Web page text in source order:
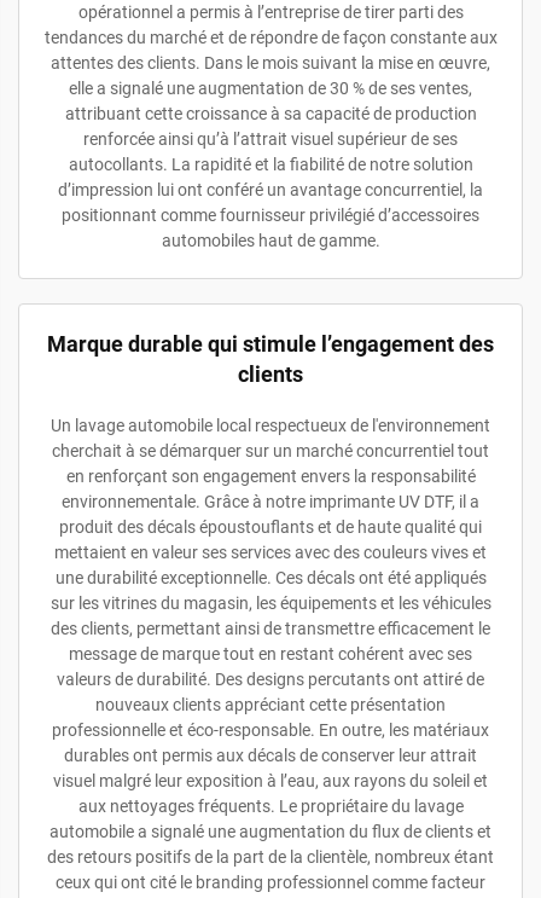
opérationnel a permis à l’entreprise de tirer parti des
tendances du marché et de répondre de façon constante aux
attentes des clients. Dans le mois suivant la mise en œuvre,
elle a signalé une augmentation de 30 % de ses ventes,
attribuant cette croissance à sa capacité de production
renforcée ainsi qu’à l’attrait visuel supérieur de ses
autocollants. La rapidité et la fiabilité de notre solution
d’impression lui ont conféré un avantage concurrentiel, la
positionnant comme fournisseur privilégié d’accessoires
automobiles haut de gamme.
Marque durable qui stimule l’engagement des
clients
Un lavage automobile local respectueux de l'environnement
cherchait à se démarquer sur un marché concurrentiel tout
en renforçant son engagement envers la responsabilité
environnementale. Grâce à notre imprimante UV DTF, il a
produit des décals époustouflants et de haute qualité qui
mettaient en valeur ses services avec des couleurs vives et
une durabilité exceptionnelle. Ces décals ont été appliqués
sur les vitrines du magasin, les équipements et les véhicules
des clients, permettant ainsi de transmettre efficacement le
message de marque tout en restant cohérent avec ses
valeurs de durabilité. Des designs percutants ont attiré de
nouveaux clients appréciant cette présentation
professionnelle et éco-responsable. En outre, les matériaux
durables ont permis aux décals de conserver leur attrait
visuel malgré leur exposition à l’eau, aux rayons du soleil et
aux nettoyages fréquents. Le propriétaire du lavage
automobile a signalé une augmentation du flux de clients et
des retours positifs de la part de la clientèle, nombreux étant
ceux qui ont cité le branding professionnel comme facteur